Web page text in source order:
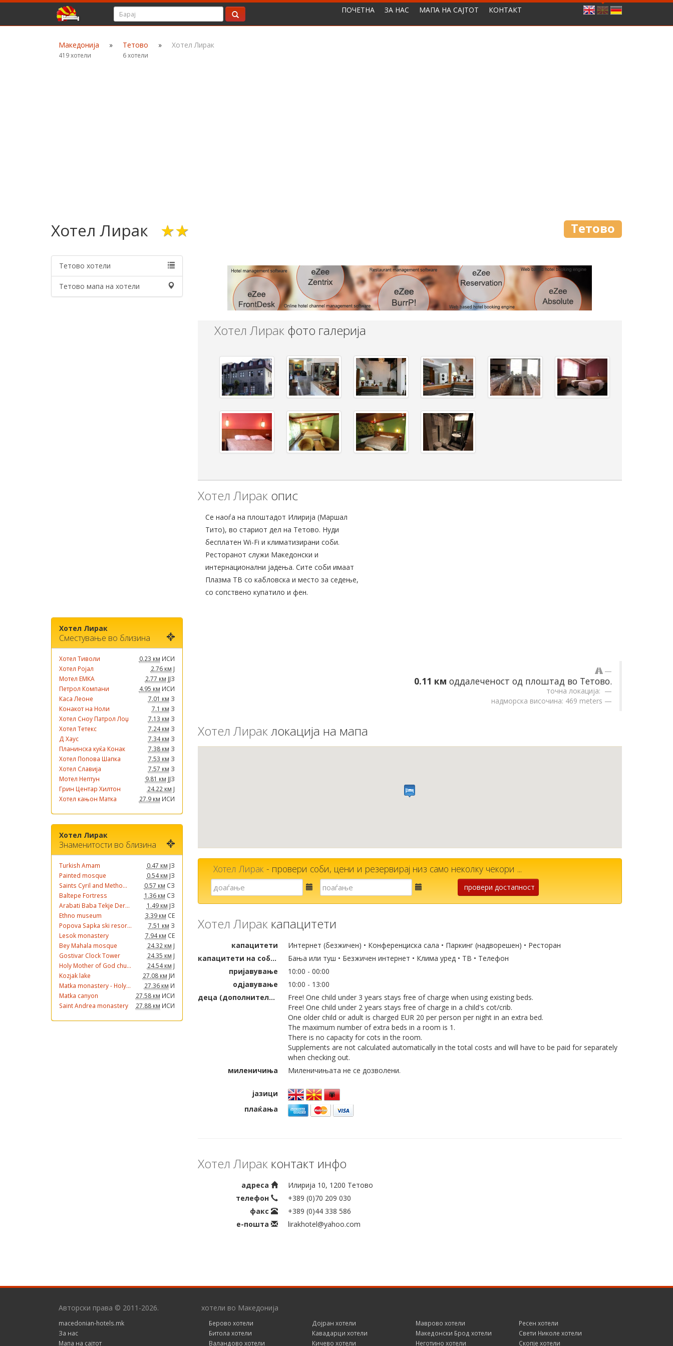
ПОЧЕТНА ЗА НАС МАПА НА САЈТОТ КОНТАКТ
Македонија
419 хотели
» Тетово
6 хотели
» Хотел Лирак
Хотел Лирак ★★ Тетово
Тетово хотели
Тетово мапа на хотели
Хотел Лирак
Сместување во близина
Хотел Тиволи 0.23 км ИСИ
Хотел Ројал
2.76 км Ј
Мотел ЕМКА
2.77 км ЈЈЗ
Петрол Компани
4.95 км ИСИ
Каса Леоне
7.01 км З
Конакот на Ноли
7.1 км З
Хотел Сноу Патрол Лоџ
7.13 км З
Хотел Тетекс
7.24 км З
Д Хаус
7.34 км З
Планинска куќа Конак
7.38 км З
Хотел Попова Шапка
7.53 км З
Хотел Славија
7.57 км З
Мотел Нептун
9.81 км ЈЈЗ
Грин Центар Хилтон
24.22 км Ј
Хотел кањон Матка
27.9 км ИСИ
Хотел Лирак
Знаменитости во близина
Turkish Amam 0.47 км ЈЗ
Painted mosque
0.54 км ЈЗ
Saints Cyril and Metho...
0.57 км СЗ
Baltepe Fortress
1.36 км СЗ
Arabati Baba Tekje Der...
1.49 км ЈЗ
Ethno museum
3.39 км СЕ
Popova Sapka ski resor...
7.51 км З
Lesok monastery
7.94 км СЕ
Bey Mahala mosque
24.32 км Ј
Gostivar Clock Tower
24.35 км Ј
Holy Mother of God chu...
24.54 км Ј
Kozjak lake
27.08 км ЈИ
Matka monastery - Holy...
27.36 км И
Matka canyon
27.58 км ИСИ
Saint Andrea monastery
27.88 км ИСИ
Хотел Лиракфото галерија
Хотел Лиракопис
Се наоѓа на плоштадот Илирија (Маршал
Тито), во стариот дел на Тетово. Нуди
бесплатен Wi-Fi и климатизирани соби.
Ресторанот служи Македонски и
интернационални јадења. Сите соби имаат
Плазма ТВ со кабловска и место за седење,
со сопствено купатило и фен.
0.11 км оддалеченост од плоштад во Тетово.
точна локација:
надморска височина: 469 meters
Хотел Лираклокација на мапа
Хотел Лирак - провери соби, цени и резервирај низ само неколку чекори ...
Е-
пошта
Е-
пошта
провери достапност
Хотел Лираккапацитети
капацитети
Интернет (безжичен) • Конференциска сала • Паркинг (надворешен) • Ресторан
капацитети на собата
Бања или туш • Безжичен интернет • Клима уред • ТВ • Телефон
пријавување
10:00 - 00:00
одјавување
10:00 - 13:00
деца (дополнителни кревети)
Free! One child under 3 years stays free of charge when using existing beds.
Free! One child under 2 years stays free of charge in a child's cot/crib.
One older child or adult is charged EUR 20 per person per night in an extra bed.
The maximum number of extra beds in a room is 1.
There is no capacity for cots in the room.
Supplements are not calculated automatically in the total costs and will have to be paid for separately
when checking out.
миленичиња
Миленичињата не се дозволени.
јазици
плаќања
Хотел Лиракконтакт инфо
адреса
Илирија 10, 1200 Тетово
телефон
+389 (0)70 209 030
факс
+389 (0)44 338 586
е-пошта
lirakhotel@yahoo.com
Авторски права © 2011-2026.
macedonian-hotels.mk
За нас
Мапа на сајтот
хотели во Македонија
Берово хотели
Битола хотели
Валандово хотели
Дојран хотели
Кавадарци хотели
Кичево хотели
Маврово хотели
Македонски Брод хотели
Неготино хотели
Ресен хотели
Свети Николе хотели
Скопје хотели